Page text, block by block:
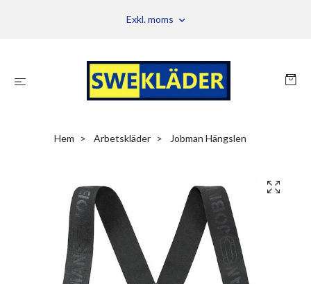
Exkl. moms
Hem Arbetskläder Jobman Hängslen